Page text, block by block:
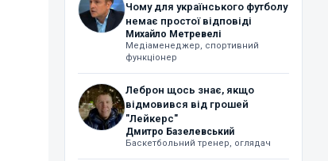
Чому для українського футболу
немає простої відповіді
Михайло Метревелі
Медіаменеджер, спортивний
функціонер
Леброн щось знає, якщо
відмовився від грошей
"Лейкерс"
Дмитро Базелевський
Баскетбольний тренер, оглядач